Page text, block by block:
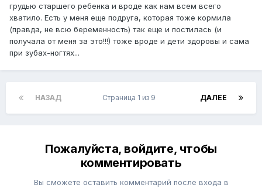
грудью старшего ребенка и вроде как нам всем всего
хватило. Есть у меня еще подруга, которая тоже кормила
(правда, не всю беременность) так еще и постилась (и
получала от меня за это!!!) тоже вроде и дети здоровы и сама
при зубах-ногтях...
НАЗАД ДАЛЕЕ
Страница 1 из 9
Пожалуйста, войдите, чтобы
комментировать
Вы сможете оставить комментарий после входа в